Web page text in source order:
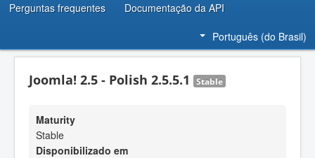
Perguntas frequentes Documentação da API
Português (do Brasil)
Joomla! 2.5 - Polish 2.5.5.1 Stable
Maturity
Stable
Disponibilizado em